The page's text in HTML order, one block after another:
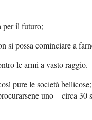
per il futuro;
si possa cominciare a
le armi a vasto raggio.
pure le società
uno – circa 30